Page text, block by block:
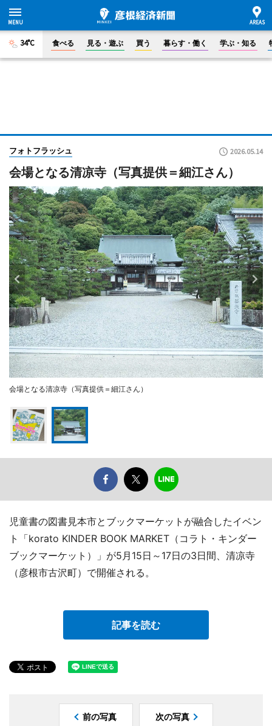
34°C 食べる 見る・遊ぶ 買う 暮らす・働く 学ぶ・知る
フォトフラッシュ 2026.05.14
会場となる清凉寺（写真提供＝細江さん）
会場となる清凉寺（写真提供＝細江さん）
児童書の図書見本市とブックマーケットが融合したイベン
ト「korato KINDER BOOK MARKET（コラト・キンダー
ブックマーケット）」が5月15日～17日の3日間、清凉寺
（彦根市古沢町）で開催される。
記事を読む
前の写真 次の写真